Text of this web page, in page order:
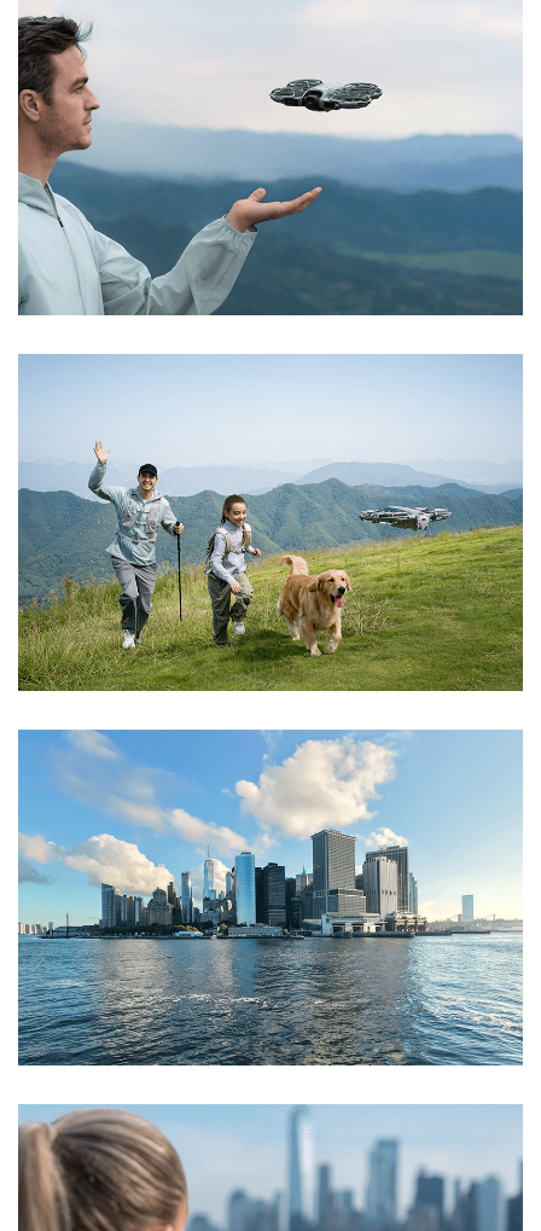
REGISTRIEREN
E-Mail-Adresse
Ein Link zum Erstellen eines neuen Passworts wird an
deine E-Mail-Adresse gesendet.
Ich stimme zu
Ja, ich möchte ein Kundenkonto eröffnen und
akzeptiere dieDatenschutzerklärung. *
REGISTRIEREN